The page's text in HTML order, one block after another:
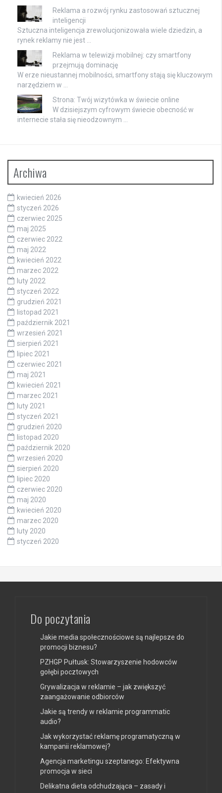
Reklama a rozwój rynku zastosowań sztucznej
inteligencji
Sztuczna inteligencja zrewolucjonizowała wiele dziedzin, a
rynek reklamy nie jest …
Reklama w telewizji mobilnej: czy smartfony
przejmują dominację
W erze nieustannej mobilności, smartfony stają się kluczowym
narzędziem w …
Strona: Twój wizytówka w świecie online
W dzisiejszym cyfrowym świecie obecność w
internecie stała się nieodzownym …
Archiwa
kwiecień 2026
styczeń 2026
czerwiec 2025
maj 2025
czerwiec 2022
maj 2022
kwiecień 2022
marzec 2022
luty 2022
styczeń 2022
grudzień 2021
listopad 2021
październik 2021
wrzesień 2021
sierpień 2021
lipiec 2021
czerwiec 2021
maj 2021
kwiecień 2021
marzec 2021
luty 2021
styczeń 2021
grudzień 2020
listopad 2020
październik 2020
wrzesień 2020
sierpień 2020
lipiec 2020
czerwiec 2020
maj 2020
kwiecień 2020
marzec 2020
luty 2020
styczeń 2020
Do poczytania
Jakie media społecznościowe są najlepsze do
promocji biznesu?
PZHGP Pułtusk: Stowarzyszenie hodowców
gołębi pocztowych
Grywalizacja w reklamie – jak zwiększyć
zaangażowanie odbiorców
Jakie są trendy w reklamie programmatic
audio?
Jak wykorzystać reklamę programatyczną w
kampanii reklamowej?
Agencja marketingu szeptanego: Efektywna
promocja w sieci
Delikatna dieta odchudzająca – zasady i